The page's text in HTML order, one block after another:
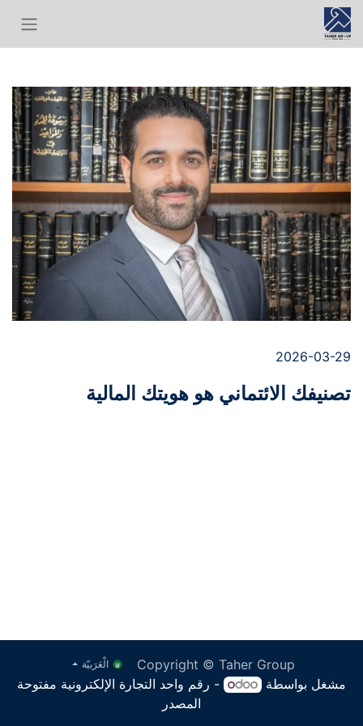
2026-03-29
تصنيفك الائتماني هو هويتك المالية
Copyright © Taher Group الْعَرَبيّة
مشغل بواسطة - رقم واحد التجارة الإلكترونية مفتوحة
المصدر